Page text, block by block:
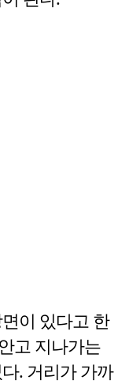
이 있다고 한
고 지나가는
. 거리가 가까